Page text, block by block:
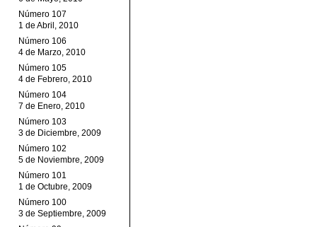
Número 107
1 de Abril, 2010
Número 106
4 de Marzo, 2010
Número 105
4 de Febrero, 2010
Número 104
7 de Enero, 2010
Número 103
3 de Diciembre, 2009
Número 102
5 de Noviembre, 2009
Número 101
1 de Octubre, 2009
Número 100
3 de Septiembre, 2009